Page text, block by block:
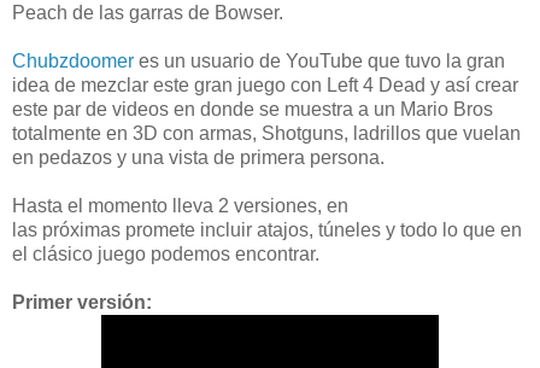
Peach de las garras de Bowser.
Chubzdoomer es un usuario de YouTube que tuvo la gran
idea de mezclar este gran juego con Left 4 Dead y así crear
este par de videos en donde se muestra a un Mario Bros
totalmente en 3D con armas, Shotguns, ladrillos que vuelan
en pedazos y una vista de primera persona.
Hasta el momento lleva 2 versiones, en
las próximas promete incluir atajos, túneles y todo lo que en
el clásico juego podemos encontrar.
Primer versión: